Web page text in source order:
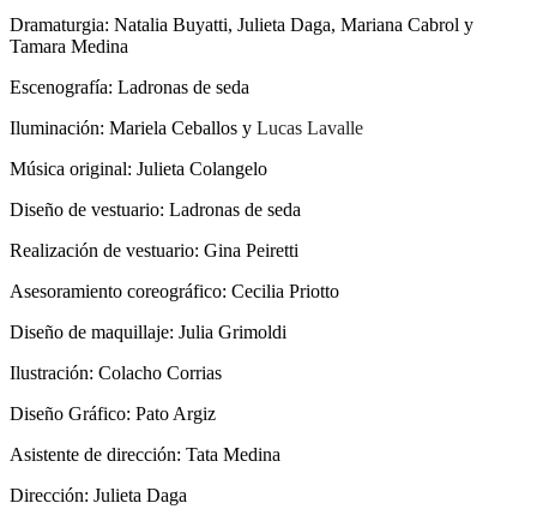
Dramaturgia: Natalia Buyatti, Julieta Daga, Mariana Cabrol y
Tamara Medina
Escenografía: Ladronas de seda
Iluminación: Mariela Ceballos y Lucas Lavalle
Música original: Julieta Colangelo
Diseño de vestuario: Ladronas de seda
Realización de vestuario: Gina Peiretti
Asesoramiento coreográfico: Cecilia Priotto
Diseño de maquillaje: Julia Grimoldi
Ilustración: Colacho Corrias
Diseño Gráfico: Pato Argiz
Asistente de dirección: Tata Medina
Dirección: Julieta Daga